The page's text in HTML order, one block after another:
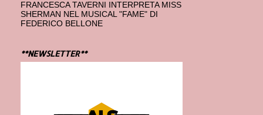
FRANCESCA TAVERNI INTERPRETA MISS
SHERMAN NEL MUSICAL "FAME" DI
FEDERICO BELLONE
**NEWSLETTER**